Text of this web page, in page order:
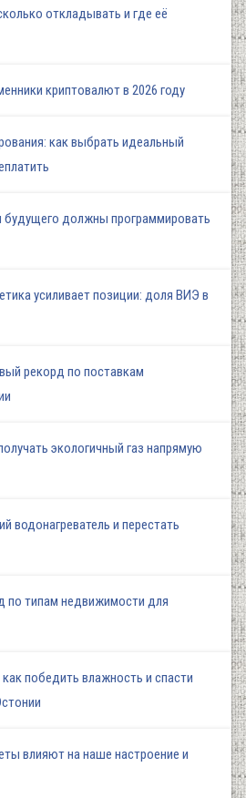
откладывать и где её
криптовалют в 2026 году
как выбрать идеальный
должны программировать
усиливает позиции: доля ВИЭ в
рекорд по поставкам
экологичный газ напрямую
водонагреватель и перестать
по типам недвижимости для
победить влажность и спасти
влияют на наше настроение и